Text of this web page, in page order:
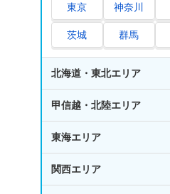
東京 神奈川
茨城 群馬
北海道・東北エリア
甲信越・北陸エリア
東海エリア
関西エリア